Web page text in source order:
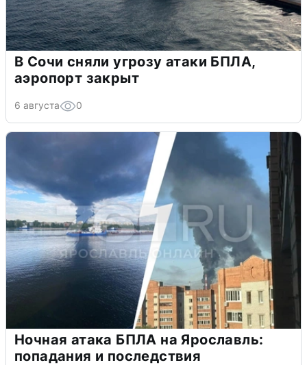
В Сочи сняли угрозу атаки БПЛА,
аэропорт закрыт
6 августа 0
Ночная атака БПЛА на Ярославль:
попадания и последствия